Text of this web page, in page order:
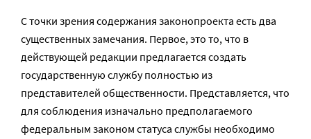
С точки зрения содержания законопроекта есть два
существенных замечания. Первое, это то, что в
действующей редакции предлагается создать
государственную службу полностью из
представителей общественности. Представляется, что
для соблюдения изначально предполагаемого
федеральным законом статуса службы необходимо